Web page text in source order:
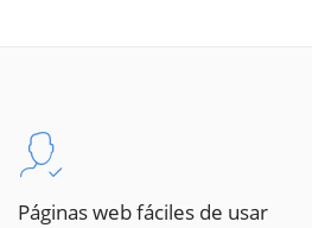
Páginas web fáciles de usar